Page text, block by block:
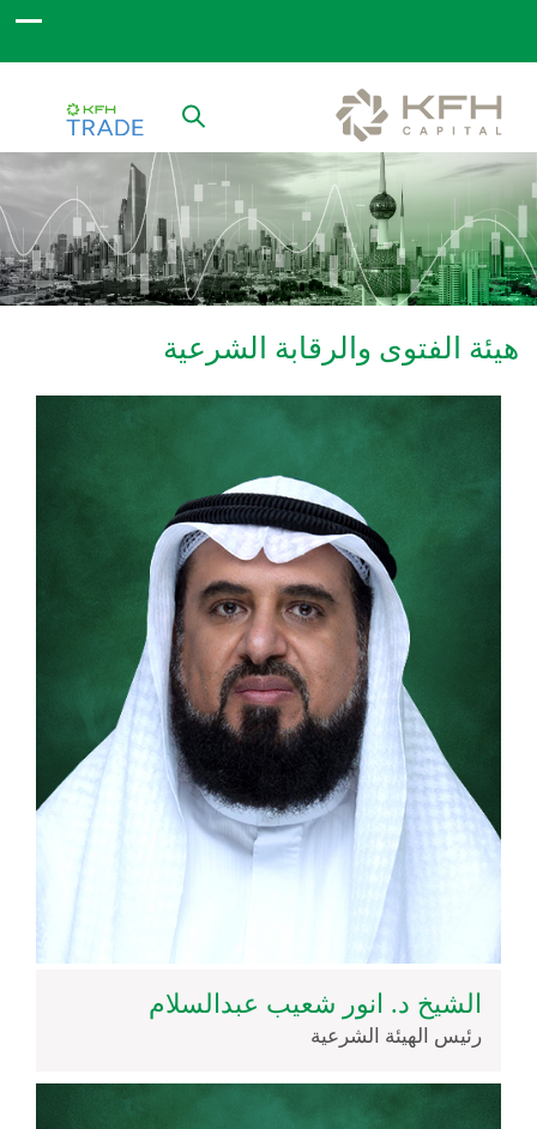
هيئة الفتوى والرقابة الشرعية
الشيخ د. انور شعيب عبدالسلام
رئيس الهيئة الشرعية